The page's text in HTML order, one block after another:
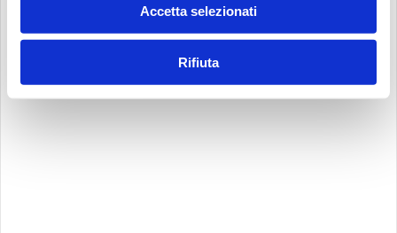
Accetta selezionati
Rifiuta
BEM